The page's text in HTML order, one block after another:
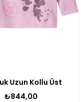
Uzun Kollu Üst
₺844,00